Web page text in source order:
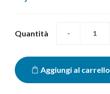
Quantità -
Aggiungi al carrello